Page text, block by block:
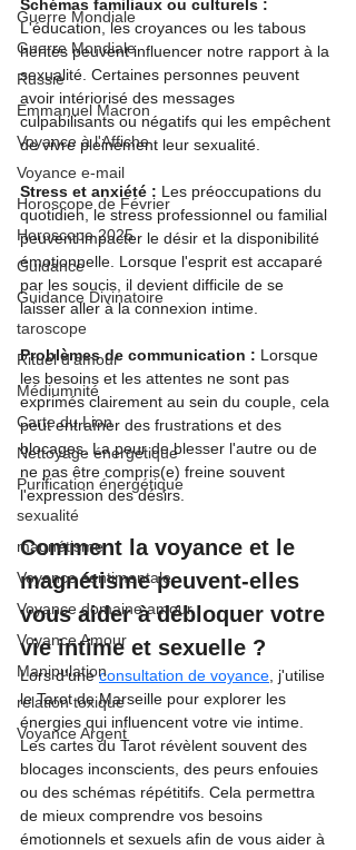
Guerre Mondiale
Guerre Mondiale
Russie
Emmanuel Macron
Voyance à l'Affiche
Voyance e-mail
Horoscope de Février
Horoscope 2025
Guidance
Guidance Divinatoire
taroscope
Rituel d'amour
Médiumnité
Carte du Lion
Nettoyage énergétique
Purification énergétique
sexualité
magnétisme
Voyance sentimentale
Voyance domaine amour
Voyance Amour
Manipulation
relation toxique
Voyance Argent
Schémas familiaux ou culturels :
L'éducation, les croyances ou les tabous
hérités peuvent influencer notre rapport à la
sexualité. Certaines personnes peuvent
avoir intériorisé des messages
culpabilisants ou négatifs qui les empêchent
de vivre pleinement leur sexualité.
Stress et anxiété : Les préoccupations du
quotidien, le stress professionnel ou familial
peuvent impacter le désir et la disponibilité
émotionnelle. Lorsque l'esprit est accaparé
par les soucis, il devient difficile de se
laisser aller à la connexion intime.
Problèmes de communication : Lorsque
les besoins et les attentes ne sont pas
exprimés clairement au sein du couple, cela
peut entraîner des frustrations et des
blocages. La peur de blesser l'autre ou de
ne pas être compris(e) freine souvent
l'expression des désirs.
Comment la voyance et le
magnétisme peuvent-elles
vous aider à débloquer votre
vie intime et sexuelle ?
Lors d'une consultation de voyance, j'utilise
le Tarot de Marseille pour explorer les
énergies qui influencent votre vie intime.
Les cartes du Tarot révèlent souvent des
blocages inconscients, des peurs enfouies
ou des schémas répétitifs. Cela permettra
de mieux comprendre vos besoins
émotionnels et sexuels afin de vous aider à